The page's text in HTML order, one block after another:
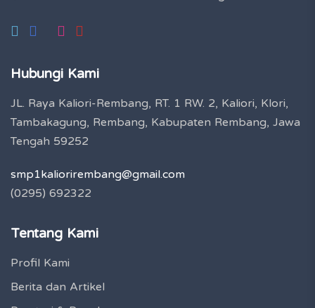
Hubungi Kami
JL. Raya Kaliori-Rembang, RT. 1 RW. 2, Kaliori, Klori,
Tambakagung, Rembang, Kabupaten Rembang, Jawa
Tengah 59252
smp1kaliorirembang@gmail.com
(0295) 692322
Tentang Kami
Profil Kami
Berita dan Artikel